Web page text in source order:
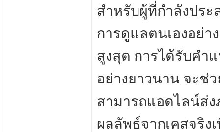
สำหรับผู้ที่กำลังปร
การดูแลตนเองอย่
สูงสุด การได้รับคำ
อย่างยาวนาน จะช่
สามารถแอดไลน์ส่ง
ผลลัพธ์จากเคสจริง